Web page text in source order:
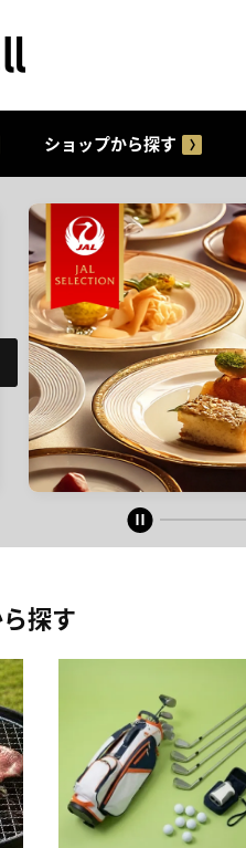
ショップから探す
探す